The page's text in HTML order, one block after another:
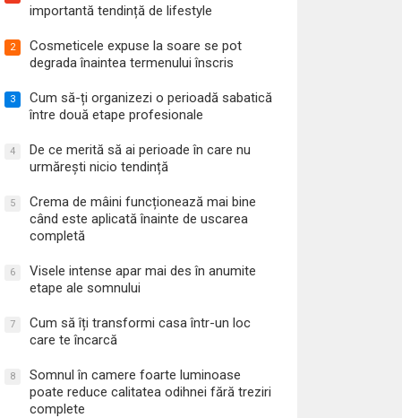
importantă tendință de lifestyle
2
Cosmeticele expuse la soare se pot
degrada înaintea termenului înscris
3
Cum să-ți organizezi o perioadă sabatică
între două etape profesionale
4
De ce merită să ai perioade în care nu
urmărești nicio tendință
5
Crema de mâini funcționează mai bine
când este aplicată înainte de uscarea
completă
6
Visele intense apar mai des în anumite
etape ale somnului
7
Cum să îți transformi casa într-un loc
care te încarcă
8
Somnul în camere foarte luminoase
poate reduce calitatea odihnei fără treziri
complete